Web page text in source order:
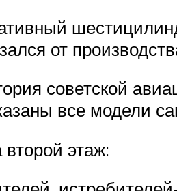
от
советской
все модели
этаж: